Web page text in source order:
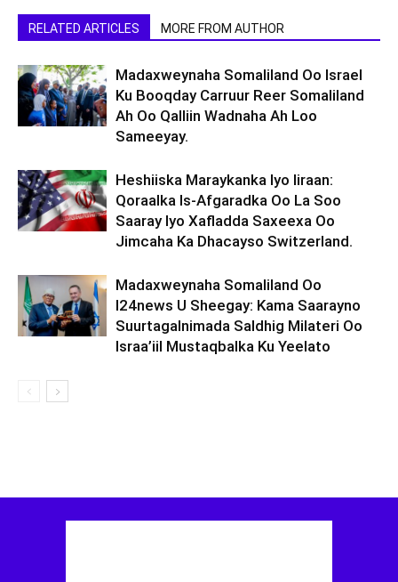
RELATED ARTICLES MORE FROM AUTHOR
Madaxweynaha Somaliland Oo Israel
Ku Booqday Carruur Reer Somaliland
Ah Oo Qalliin Wadnaha Ah Loo
Sameeyay.
Heshiiska Maraykanka Iyo Iiraan:
Qoraalka Is-Afgaradka Oo La Soo
Saaray Iyo Xafladda Saxeexa Oo
Jimcaha Ka Dhacayso Switzerland.
Madaxweynaha Somaliland Oo
I24news U Sheegay: Kama Saarayno
Suurtagalnimada Saldhig Milateri Oo
Israa’iil Mustaqbalka Ku Yeelato